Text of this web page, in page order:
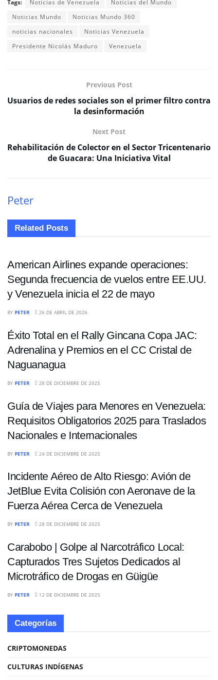
Tags: Noticias de Venezuela
Noticias del Mundo
Noticias Mundo
Noticias Mundo 360
noticias nacionales
Noticias Venezuela
Presidente Nicolás Maduro
Venezuela
Previous Post
Usuarios de redes sociales son el primer filtro contra
la desinformación
Next Post
Rehabilitación de Colector en el Sector Tricentenario
de Guacara: Una Iniciativa Vital
Peter
Related Posts
NACIONALES
American Airlines expande operaciones:
Segunda frecuencia de vuelos entre EE.UU.
y Venezuela inicia el 22 de mayo
BY PETER 26 DE ABRIL DE 2026
Éxito Total en el Rally Gincana Copa JAC:
Adrenalina y Premios en el CC Cristal de
Naguanagua
BY PETER 28 DE DICIEMBRE DE 2025
Guía de Viajes para Menores en Venezuela:
Requisitos Obligatorios 2025 para Traslados
Nacionales e Internacionales
BY PETER 24 DE DICIEMBRE DE 2025
Incidente Aéreo de Alto Riesgo: Avión de
JetBlue Evita Colisión con Aeronave de la
Fuerza Aérea Cerca de Venezuela
BY PETER 28 DE DICIEMBRE DE 2025
Carabobo | Golpe al Narcotráfico Local:
Capturados Tres Sujetos Dedicados al
Microtráfico de Drogas en Güigüe
BY PETER 12 DE DICIEMBRE DE 2025
Categorías
CRIPTOMONEDAS
CULTURAS INDÍGENAS